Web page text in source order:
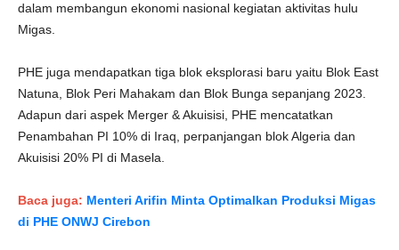
dalam membangun ekonomi nasional kegiatan aktivitas hulu
Migas.
PHE juga mendapatkan tiga blok eksplorasi baru yaitu Blok East
Natuna, Blok Peri Mahakam dan Blok Bunga sepanjang 2023.
Adapun dari aspek Merger & Akuisisi, PHE mencatatkan
Penambahan PI 10% di Iraq, perpanjangan blok Algeria dan
Akuisisi 20% PI di Masela.
Baca juga: Menteri Arifin Minta Optimalkan Produksi Migas
di PHE ONWJ Cirebon